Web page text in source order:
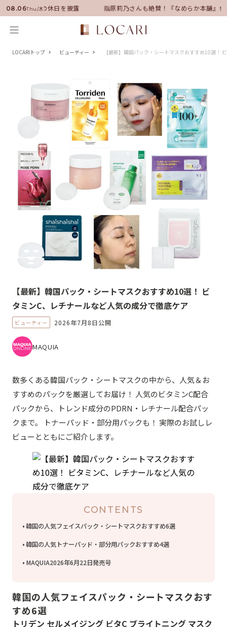
08.06Thu/木
！いい男の休日を披露 指原莉乃さんも絶賛！『なめらか本舗』保
LOCARIトップ ビューティー 【最新】韓国パック・シートマスクおすすめ10選！
【最新】韓国パック・シートマスクおすすめ10選！ ビ
タミンC、レチナールなど人気の成分で徹底ケア
ビューティー 2026年7月8日公開
MAQUIA
数多くある韓国パック・シートマスクの中から、人気＆お
すすめのパックを厳選してお届け！ 人気のビタミンC配合
パックから、トレンド成分のPDRN・レチナール配合パッ
クまで。 トナーパッド・部分用パックも！ 実際のお試しレ
ビューとともにご紹介します。
CONTENTS
韓国の人気フェイスパック・シートマスクおすすめ6選
韓国の人気トナーパッド・部分用パックおすすめ4選
MAQUIA2026年6月22日発売号
韓国の人気フェイスパック・シートマスクおす
すめ6選
トリデン セルメイジング ビタC ブライトニング マスク